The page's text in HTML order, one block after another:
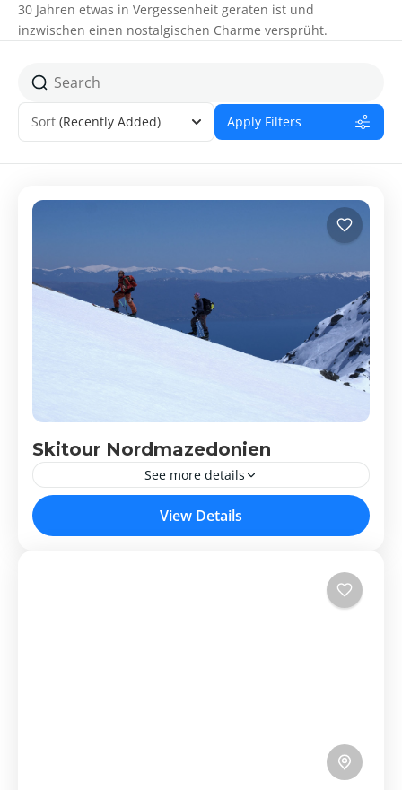
30 Jahren etwas in Vergessenheit geraten ist und
inzwischen einen nostalgischen Charme versprüht.
Sort (Recently Added) Apply Filters
Skitour Nordmazedonien
See more details
Nordmazedonien
View Details